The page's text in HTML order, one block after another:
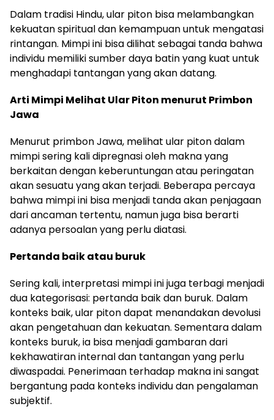
Dalam tradisi Hindu, ular piton bisa melambangkan
kekuatan spiritual dan kemampuan untuk mengatasi
rintangan. Mimpi ini bisa dilihat sebagai tanda bahwa
individu memiliki sumber daya batin yang kuat untuk
menghadapi tantangan yang akan datang.
Arti Mimpi Melihat Ular Piton menurut Primbon
Jawa
Menurut primbon Jawa, melihat ular piton dalam
mimpi sering kali dipregnasi oleh makna yang
berkaitan dengan keberuntungan atau peringatan
akan sesuatu yang akan terjadi. Beberapa percaya
bahwa mimpi ini bisa menjadi tanda akan penjagaan
dari ancaman tertentu, namun juga bisa berarti
adanya persoalan yang perlu diatasi.
Pertanda baik atau buruk
Sering kali, interpretasi mimpi ini juga terbagi menjadi
dua kategorisasi: pertanda baik dan buruk. Dalam
konteks baik, ular piton dapat menandakan devolusi
akan pengetahuan dan kekuatan. Sementara dalam
konteks buruk, ia bisa menjadi gambaran dari
kekhawatiran internal dan tantangan yang perlu
diwaspadai. Penerimaan terhadap makna ini sangat
bergantung pada konteks individu dan pengalaman
subjektif.